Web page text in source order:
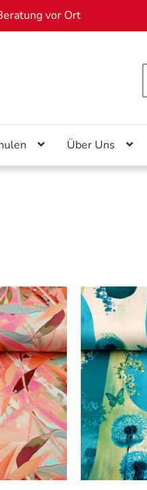
vor Ort
Über Uns